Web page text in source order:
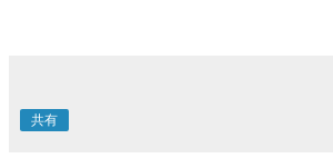
共有